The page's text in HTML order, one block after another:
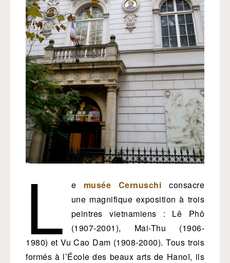
L e musée Cernuschi consacre
une magnifique exposition à trois
peintres vietnamiens : Lê Phô
(1907-2001), Mai-Thu (1906-
1980) et Vu Cao Dam (1908-2000). Tous trois
formés à l’École des beaux arts de Hanoï, ils